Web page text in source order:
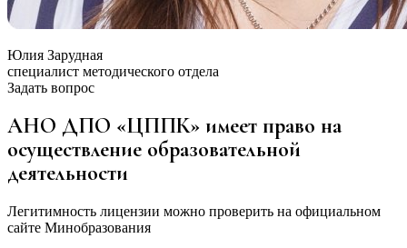
Юлия Зарудная
специалист методического отдела
Задать вопрос
АНО ДПО «ЦППК» имеет право на
осуществление образовательной
деятельности
Легитимность лицензии можно проверить на официальном
сайте Минобразования